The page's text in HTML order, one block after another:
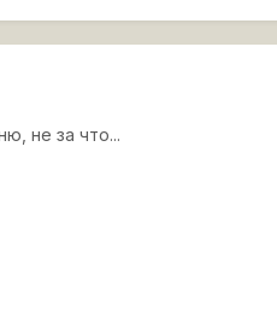
не за что...